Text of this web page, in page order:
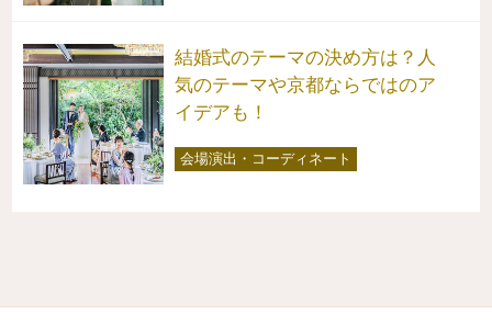
結婚式のテーマの決め方は？人
気のテーマや京都ならではのア
イデアも！
会場演出・コーディネート